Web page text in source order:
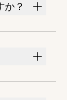
か？